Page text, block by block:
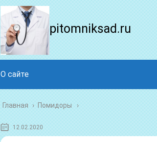
pitomniksad.ru
О сайте
Главная › Помидоры
12.02.2020